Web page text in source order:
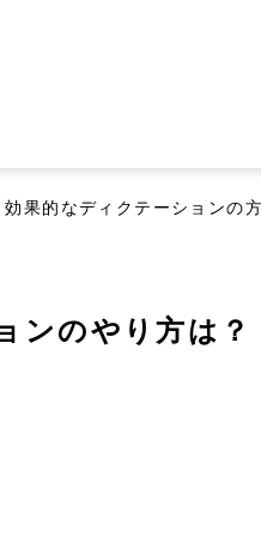
果的なディクテーションの
ンのやり方は？